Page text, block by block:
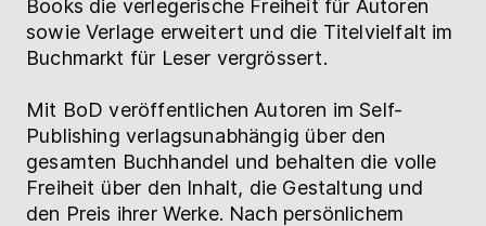
Books die verlegerische Freiheit für Autoren
sowie Verlage erweitert und die Titelvielfalt im
Buchmarkt für Leser vergrössert.
Mit BoD veröffentlichen Autoren im Self-
Publishing verlagsunabhängig über den
gesamten Buchhandel und behalten die volle
Freiheit über den Inhalt, die Gestaltung und
den Preis ihrer Werke. Nach persönlichem